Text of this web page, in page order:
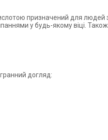
призначений для людей
у будь-якому віці. Також
догляд: